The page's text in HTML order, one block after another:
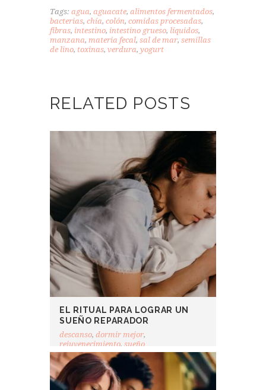
Tags: agua, aguacate, alimentos fermentados,
bacterias, chía, colón, comidas procesadas,
fibras, intestino, intestino grueso, líquidos,
manzana, materia fecal, sal de mar, semillas
de lino, toxinas, verdura, yogurt
RELATED POSTS
EL RITUAL PARA LOGRAR UN
SUEÑO REPARADOR
descanso,dormir mejor,
rejuvenecimiento,sueño